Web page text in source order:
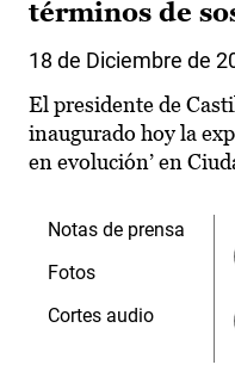
términos de
18 de Diciembre de
El presidente de
inaugurado hoy la
en evolución’ en
Notas de prensa
Fotos
Cortes audio